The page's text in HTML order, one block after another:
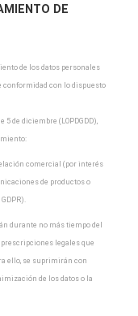
DE
de los datos personales
conformidad con lo dispuesto
5 de diciembre (LOPDGDD),
comercial (por interés
de productos o
durante no más tiempo del
legales que
ello, se suprimirán con
de los datos o la